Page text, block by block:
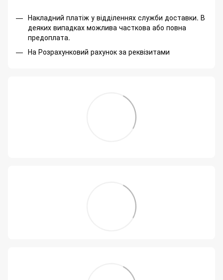
Накладний платіж у відділеннях служби доставки. В
деяких випадках можлива часткова або повна
предоплата.
На Розрахунковий рахунок за реквізитами